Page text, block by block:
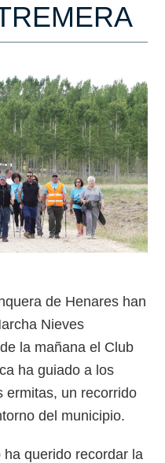
de Henares han
Nieves
la mañana el Club
ha guiado a los
ermitas, un recorrido
del municipio.
querido recordar la